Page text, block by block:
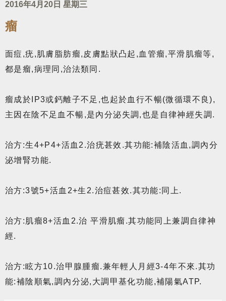
2016年4月20日 星期三
瘤
面痘,疣,肌膚脂肪瘤,皮膚點狀凸起,血管瘤,平滑肌瘤等,
都是瘤,病理同,治法類同.
瘤成於IP3或鈣離子不足,也起於血行不暢(微循環不良),
主因在陰不足血不暢,是內分泌失調,也是自律神經失調.
治方:生4+P4+活血2.治疣甚效.其功能:補陰活血,調內分
泌增腎功能.
治方:3號5+活血2+生2.治痘甚效.其功能:同上.
治方:肌瘤8+活血2.治 平滑肌瘤.其功能同上兼調自律神
經.
治方:眩方10.治甲腺腫瘤.兼年輕人月經3-4年不來.其功
能:補陰順氣,調內分泌,大調甲基化功能,補陽氣ATP.